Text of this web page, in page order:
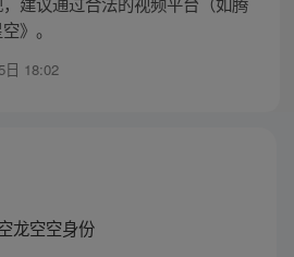
》。
日 18:02
龙空空身份